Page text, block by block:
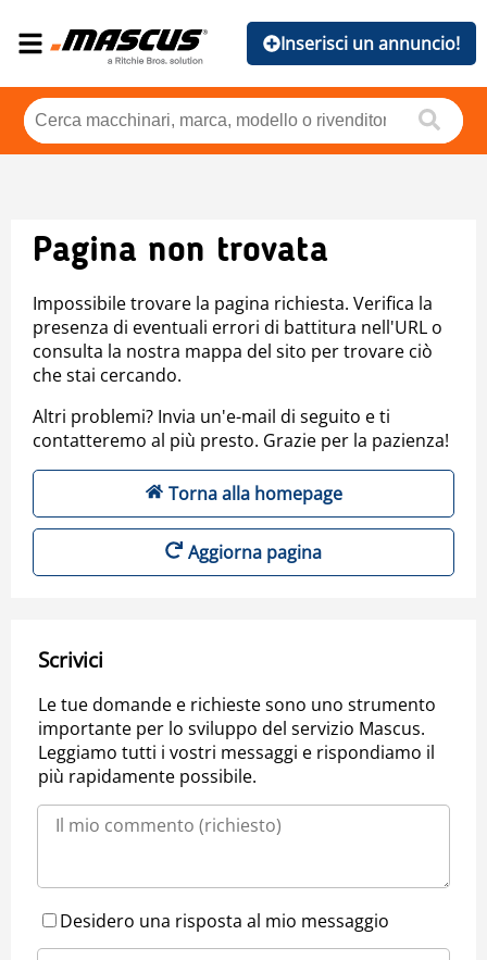
Inserisci un annuncio!
Pagina non trovata
Impossibile trovare la pagina richiesta. Verifica la
presenza di eventuali errori di battitura nell'URL o
consulta la nostra mappa del sito per trovare ciò
che stai cercando.
Altri problemi? Invia un'e-mail di seguito e ti
contatteremo al più presto. Grazie per la pazienza!
Torna alla homepage
Aggiorna pagina
Scrivici
Le tue domande e richieste sono uno strumento
importante per lo sviluppo del servizio Mascus.
Leggiamo tutti i vostri messaggi e rispondiamo il
più rapidamente possibile.
Desidero una risposta al mio messaggio